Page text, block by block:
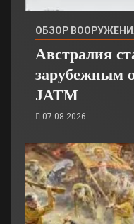
ОБЗОР
Австралия
зарубежным
JATM
07.08.2026